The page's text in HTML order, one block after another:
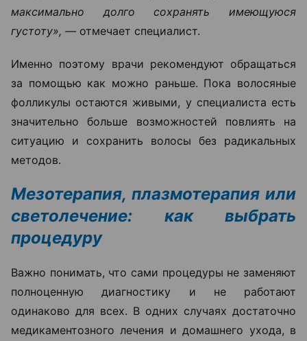
максимально долго сохранять имеющуюся
густоту», — отмечает специалист.
Именно поэтому врачи рекомендуют обращаться
за помощью как можно раньше. Пока волосяные
фолликулы остаются живыми, у специалиста есть
значительно больше возможностей повлиять на
ситуацию и сохранить волосы без радикальных
методов.
Мезотерапия, плазмотерапия или
светолечение: как выбрать
процедуру
Важно понимать, что сами процедуры не заменяют
полноценную диагностику и не работают
одинаково для всех. В одних случаях достаточно
медикаментозного лечения и домашнего ухода, в